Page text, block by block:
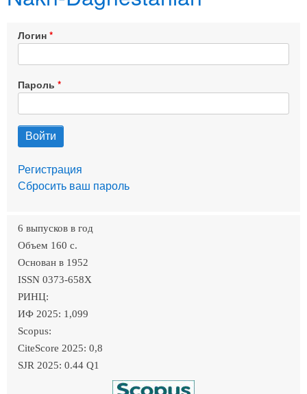
Логин
Пароль
Регистрация
Сбросить ваш пароль
6 выпусков в год
Объем 160 c.
Основан в 1952
ISSN 0373-658X
РИНЦ:
ИФ 2025: 1,099
Scopus:
CiteScore 2025: 0,8
SJR 2025: 0.44 Q1